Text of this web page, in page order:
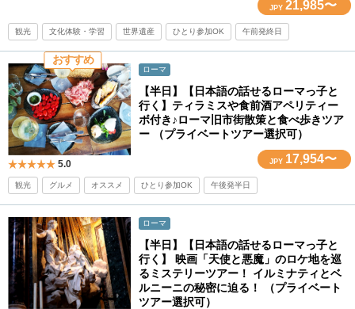
JPY 21,985〜
観光 文化体験・学習 世界遺産 ひとり参加OK 午前発終日
おすすめ
5.0
ローマ
【半日】【日本語の話せるローマっ子と
行く】ティラミスや食前酒アペリティー
ボ付き♪ローマ旧市街散策と食べ歩きツア
ー （プライベートツアー選択可）
JPY 17,954〜
観光 グルメ オススメ ひとり参加OK 午後発半日
ローマ
【半日】【日本語の話せるローマっ子と
行く】 映画「天使と悪魔」のロケ地を巡
るミステリーツアー！ イルミナティとベ
ルニーニの秘密に迫る！ （プライベート
ツアー選択可）